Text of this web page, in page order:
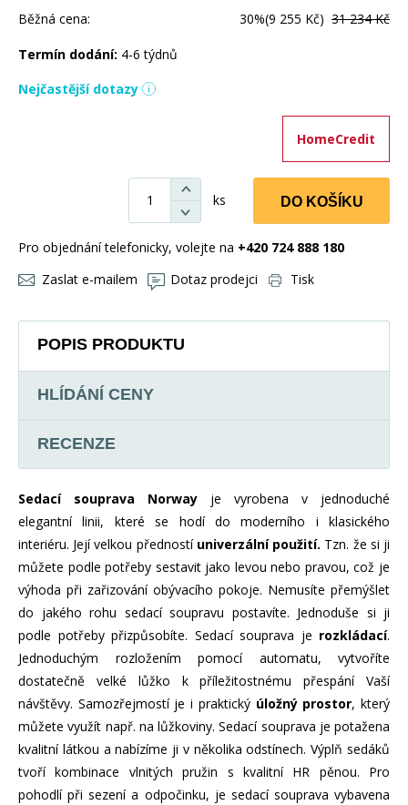
Běžná cena: 30%(9 255 Kč) 31 234 Kč
Termín dodání: 4-6 týdnů
Nejčastější dotazy
HomeCredit
ks DO KOŠÍKU
Pro objednání telefonicky, volejte na +420 724 888 180
Zaslat e-mailem
Dotaz prodejci Tisk
POPIS PRODUKTU
HLÍDÁNÍ CENY
RECENZE
Sedací souprava Norway je vyrobena v jednoduché
elegantní linii, které se hodí do moderního i klasického
interiéru. Její velkou předností univerzální použití. Tzn. že si ji
můžete podle potřeby sestavit jako levou nebo pravou, což je
výhoda při zařizování obývacího pokoje. Nemusíte přemýšlet
do jakého rohu sedací soupravu postavíte. Jednoduše si ji
podle potřeby přizpůsobíte. Sedací souprava je rozkládací.
Jednoduchým rozložením pomocí automatu, vytvoříte
dostatečně velké lůžko k příležitostnému přespání Vaší
návštěvy. Samozřejmostí je i praktickýúložný prostor, který
můžete využít např. na lůžkoviny. Sedací souprava je potažena
kvalitní látkou a nabízíme ji v několika odstínech. Výplň sedáků
tvoří kombinace vlnitých pružin s kvalitní HR pěnou. Pro
pohodlí při sezení a odpočinku, je sedací souprava vybavena